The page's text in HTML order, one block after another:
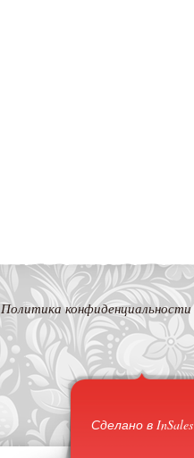
Политика конфиденциальности
Сделано в InSales